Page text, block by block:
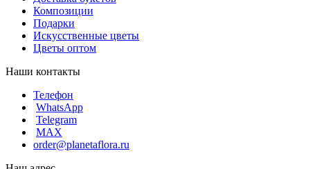
Композиции
Подарки
Искусственные цветы
Цветы оптом
Наши контакты
Телефон
WhatsApp
Telegram
MAX
order@planetaflora.ru